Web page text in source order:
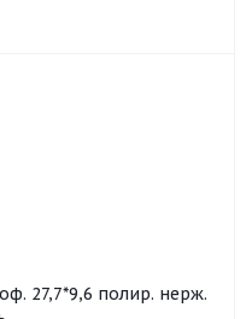
27,7*9,6 полир. нерж.